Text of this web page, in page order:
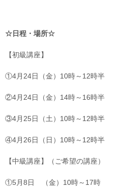
☆日程・場所☆
【初級講座】
①4月24日（金）10時～12時半
②4月24日（金）14時～16時半
③4月25日（土）10時～12時半
④4月26日（日）10時～12時半
【中級講座】（ご希望の講座）
①5月8日 （金）10時～17時